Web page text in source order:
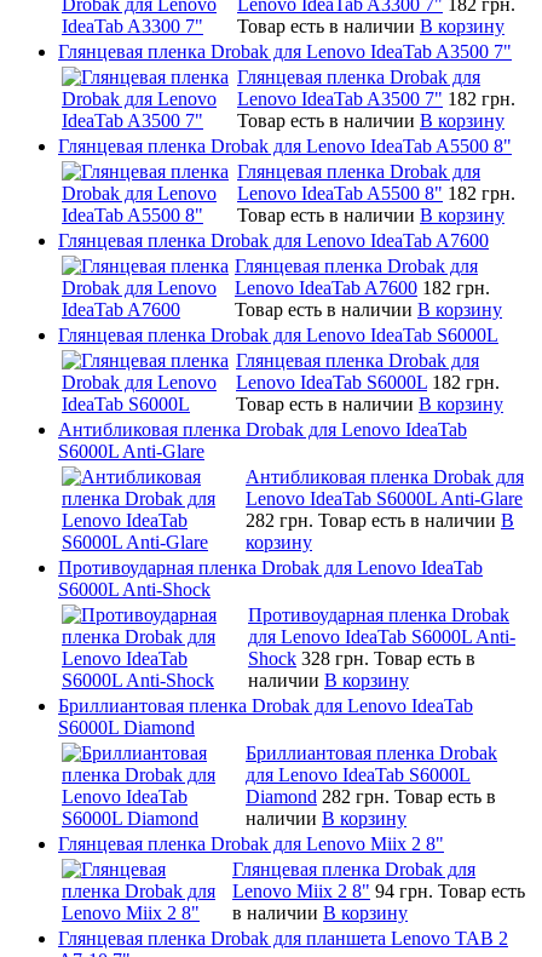
Товар есть в наличии В корзину
Глянцевая пленка Drobak для Lenovo IdeaTab A3500 7"
Глянцевая пленка Drobak для
Lenovo IdeaTab A3500 7" 182 грн.
Товар есть в наличии В корзину
Глянцевая пленка Drobak для Lenovo IdeaTab A5500 8"
Глянцевая пленка Drobak для
Lenovo IdeaTab A5500 8" 182 грн.
Товар есть в наличии В корзину
Глянцевая пленка Drobak для Lenovo IdeaTab A7600
Глянцевая пленка Drobak для
Lenovo IdeaTab A7600 182 грн.
Товар есть в наличии В корзину
Глянцевая пленка Drobak для Lenovo IdeaTab S6000L
Глянцевая пленка Drobak для
Lenovo IdeaTab S6000L 182 грн.
Товар есть в наличии В корзину
Антибликовая пленка Drobak для Lenovo IdeaTab
S6000L Anti-Glare
Антибликовая пленка Drobak для
Lenovo IdeaTab S6000L Anti-Glare
282 грн. Товар есть в наличии В
корзину
Противоударная пленка Drobak для Lenovo IdeaTab
S6000L Anti-Shock
Противоударная пленка Drobak
для Lenovo IdeaTab S6000L Anti-
Shock 328 грн. Товар есть в
наличии В корзину
Бриллиантовая пленка Drobak для Lenovo IdeaTab
S6000L Diamond
Бриллиантовая пленка Drobak
для Lenovo IdeaTab S6000L
Diamond 282 грн. Товар есть в
наличии В корзину
Глянцевая пленка Drobak для Lenovo Miix 2 8"
Глянцевая пленка Drobak для
Lenovo Miix 2 8" 94 грн. Товар есть
в наличии В корзину
Глянцевая пленка Drobak для планшета Lenovo TAB 2